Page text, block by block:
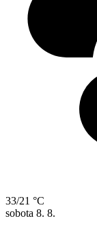
33/21 °C
sobota 8. 8.